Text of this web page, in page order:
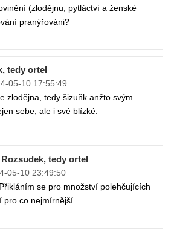
(zlodějnu, pytláctví a ženské
pranýřováni?
tedy ortel
05-10 17:55:49
zlodějna, tedy šizuňk anžto svým
sebe, ale i své blízké.
tedy ortel
05-10 23:49:50
se pro množství polehčujících
pro co nejmírnější.